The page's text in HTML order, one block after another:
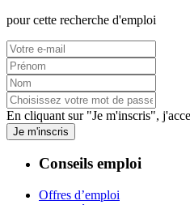
pour cette recherche d'emploi
En cliquant sur "Je m'inscris",
Je m'inscris
Conseils emploi
Offres d’emploi